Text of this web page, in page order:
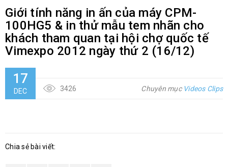
Giới tính năng in ấn của máy CPM-
100HG5 & in thử mẫu tem nhãn cho
khách tham quan tại hội chợ quốc tế
Vimexpo 2012 ngày thứ 2 (16/12)
17
DEC 3426 Chuyên mục Videos Clips
Chia sẻ bài viết: